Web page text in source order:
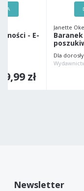
- E-
zł
Janette Oke
Dla
Newsletter